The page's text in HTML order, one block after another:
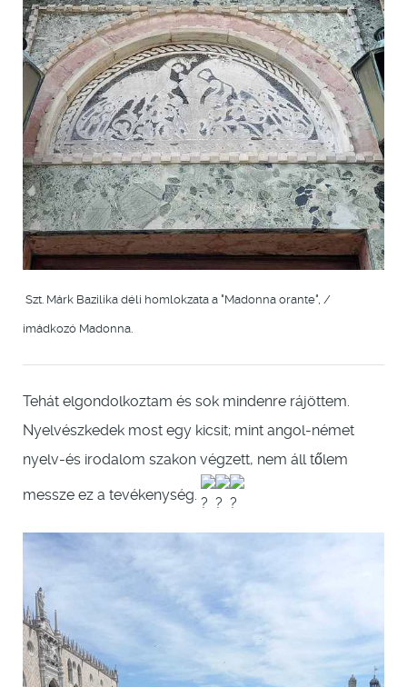
Szt. Márk Bazilika déli homlokzata a "Madonna orante", /
imádkozó Madonna.
Tehát elgondolkoztam és sok mindenre rájöttem.
Nyelvészkedek most egy kicsit; mint angol-német
nyelv-és irodalom szakon végzett, nem áll tőlem
messze ez a tevékenység.